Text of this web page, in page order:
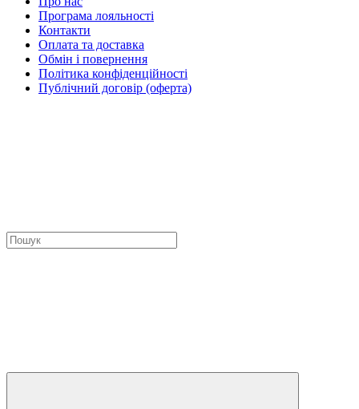
Програма лояльності
Контакти
Оплата та доставка
Обмін і повернення
Політика конфіденційності
Публічний договір (оферта)